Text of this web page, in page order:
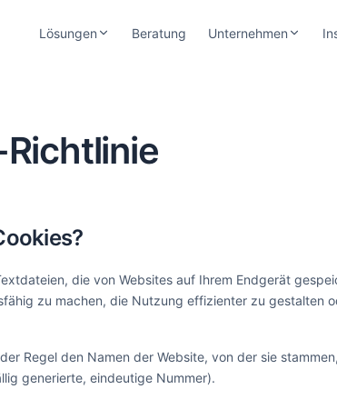
Lösungen
— Für Banken
Beratung Unternehmen
die von Websites auf Ihrem Endgerät
zu machen, die Nutzung effizienter zu gestalten
Regel den Namen der Website, von der sie
generierte, eindeutige Nummer).